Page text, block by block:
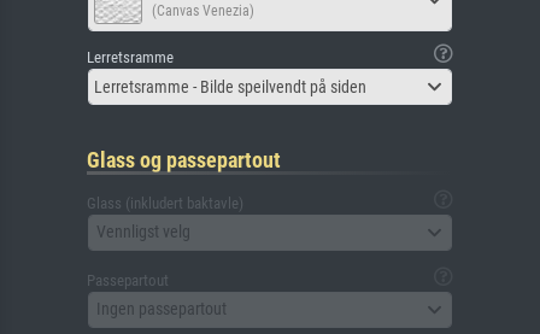
(Canvas Venezia)
Lerretsramme
Lerretsramme - Bilde speilvendt på siden
Glass og passepartout
Glass (inkludert baktavle)
Vennligst velg
Passepartout
Ingen passepartout